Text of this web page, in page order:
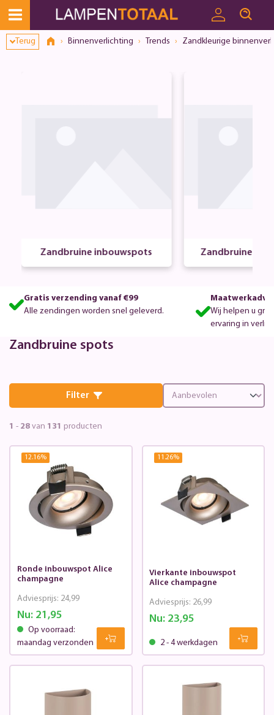
Terug Binnenverlichting Trends Zandkleurige
Zandbruine inbouwspots Zandbruine
Gratis verzending vanaf €99
Alle zendingen worden snel geleverd.
Wij helpen u
ervaring in
Zandbruine spots
Filter
1 - 28 van 131 producten
12.16%
Ronde inbouwspot Alice
champagne
Nu:21,95
Adviesprijs: 24,99
Op voorraad:
maandag verzonden
11.26%
Vierkante inbouwspot
Alice champagne
Nu: 23,95
Adviesprijs: 26,99
2 - 4 werkdagen